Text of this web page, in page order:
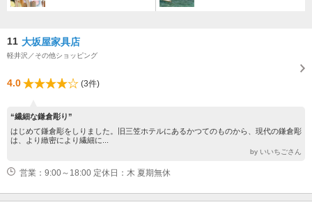
11 大坂屋家具店
軽井沢／その他ショッピング
4.0 (3件)
“繊細な鎌倉彫り”
はじめて鎌倉彫をしりました。旧三笠ホテルにあるかつてのものから、現代の鎌倉彫
は、より緻密により繊細に...
by いいちごさん
営業：9:00～18:00 定休日：木 夏期無休